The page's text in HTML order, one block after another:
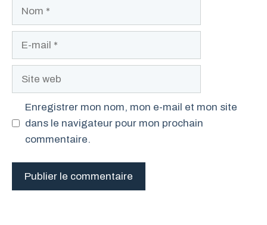
Enregistrer mon nom, mon e-mail et mon site
dans le navigateur pour mon prochain
commentaire.